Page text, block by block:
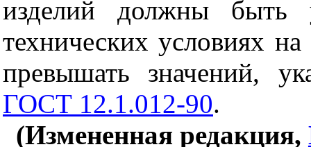
изделий должны быть
технических условиях
превышать значений,
ГОСТ 12.1.012-90.
(Измененная редакция,